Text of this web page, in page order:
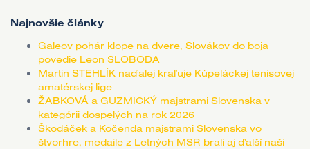
Najnovšie články
Galeov pohár klope na dvere, Slovákov do boja
povedie Leon SLOBODA
Martin STEHLÍK naďalej kraľuje Kúpeláckej tenisovej
amatérskej lige
ŽABKOVÁ a GUZMICKÝ majstrami Slovenska v
kategórii dospelých na rok 2026
Škodáček a Kočenda majstrami Slovenska vo
štvorhre, medaile z Letných MSR brali aj ďalší naši